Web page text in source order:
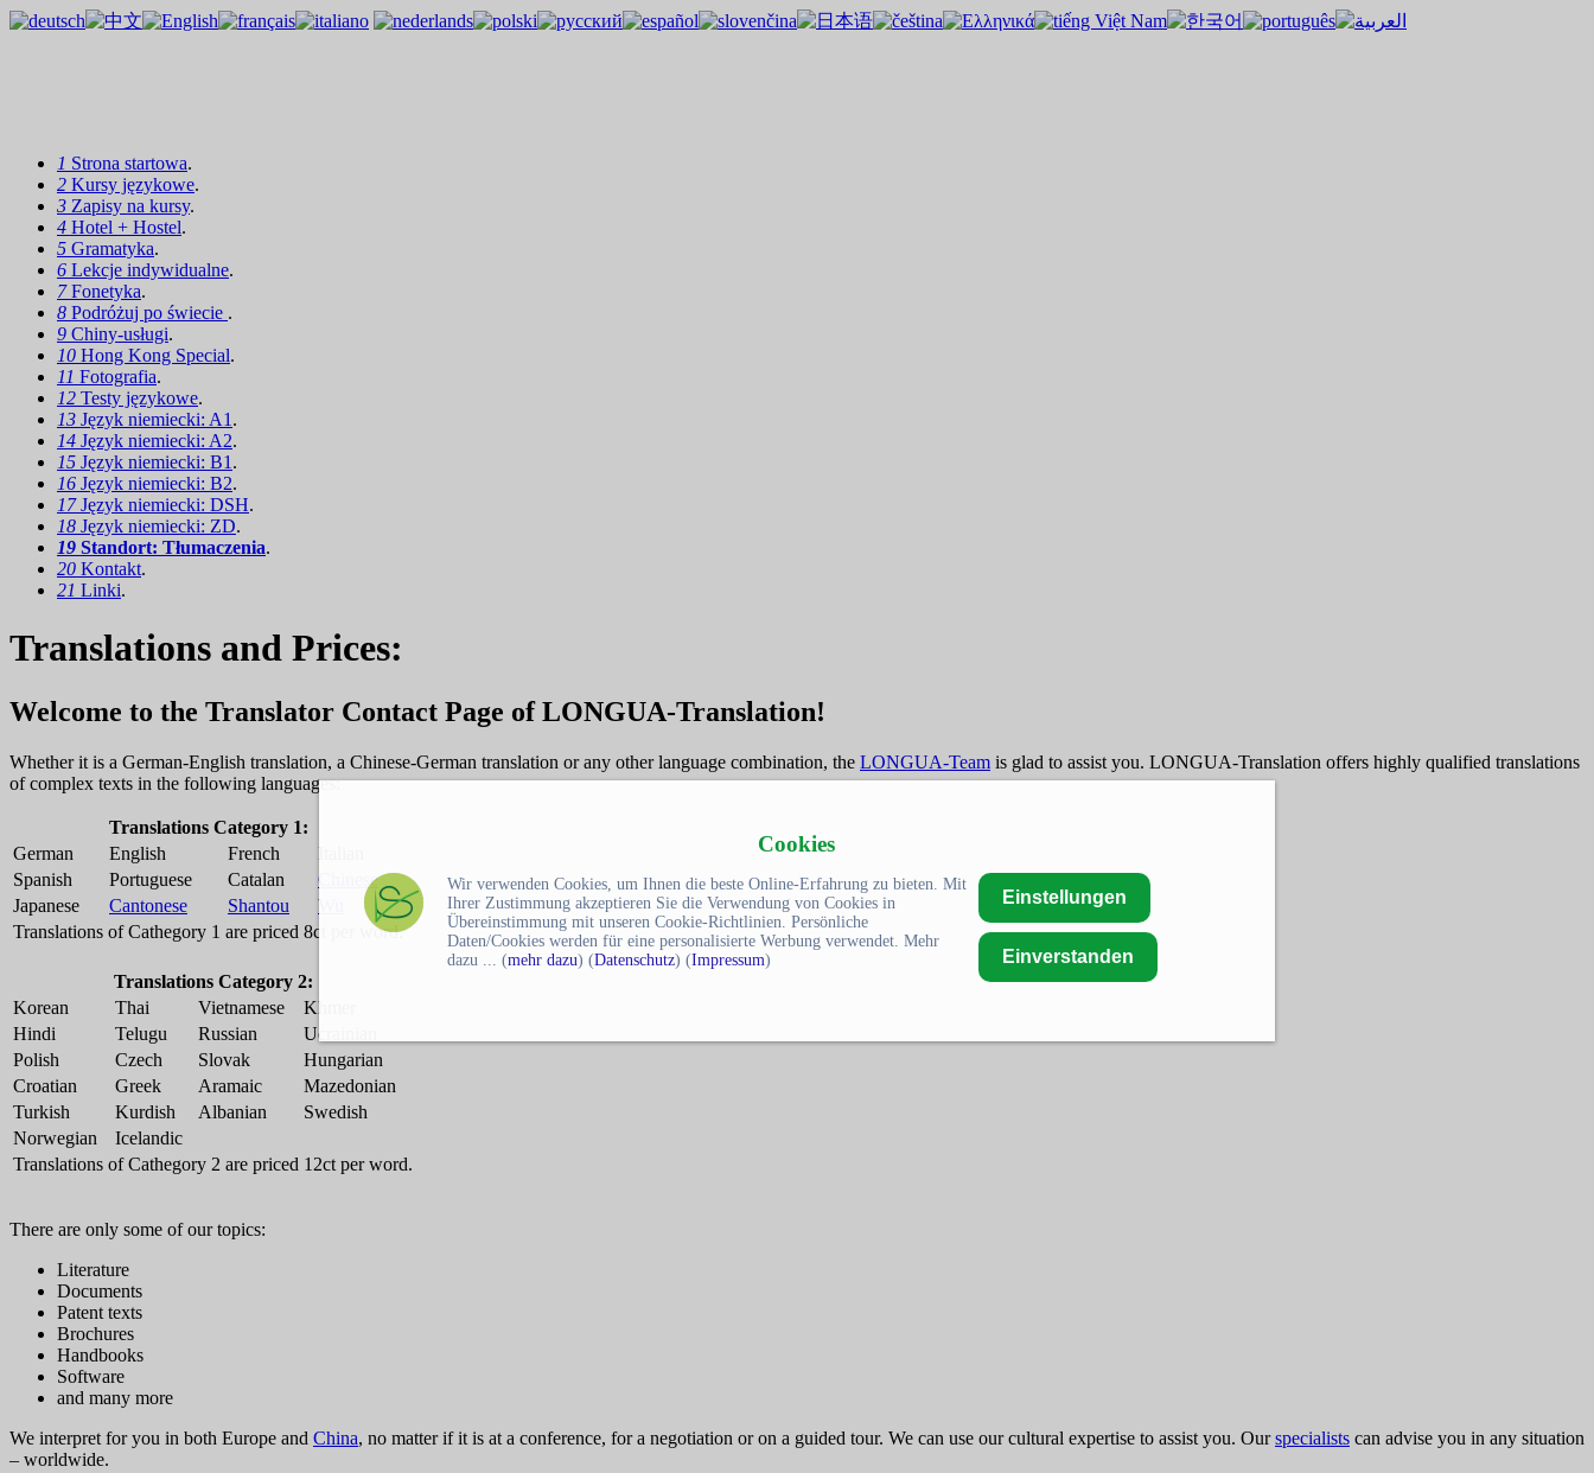
1 Strona startowa.
2 Kursy językowe.
3 Zapisy na kursy.
4 Hotel + Hostel.
5 Gramatyka.
6 Lekcje indywidualne.
7Fonetyka.
8 Podróżuj po świecie .
9 Chiny-usługi.
10 Hong Kong Special.
11 Fotografia.
12 Testy językowe.
13 Język niemiecki: A1 .
14 Język niemiecki: A2.
15 Język niemiecki: B1 .
16 Język niemiecki: B2.
17Język niemiecki: DSH.
18 Język niemiecki: ZD.
19 Standort: Tłumaczenia.
20 Kontakt.
21 Linki.
Cookies
Wir verwenden Cookies, um Ihnen die beste Online-Erfahrung zu bieten. Mit
Ihrer Zustimmung akzeptieren Sie die Verwendung von Cookies in
Übereinstimmung mit unseren Cookie-Richtlinien. Persönliche
Daten/Cookies werden für eine personalisierte Werbung verwendet. Mehr
dazu ... (mehr dazu) (Datenschutz) (Impressum)
Einstellungen
Einverstanden
Translations and Prices:
Welcome to the Translator Contact Page of LONGUA-Translation!
Whether it is a German-English translation, a Chinese-German translation or any other language combination, the LONGUA-Team is glad to assist you. LONGUA-Translation offers highly qualified translations
of complex texts in the following languages:
Translations Category 1:
Translations of Cathegory 1 are priced 8ct per word.
German English French
Italian
Spanish
Portuguese Catalan
Chinese
Japanese
Cantonese Shantou Wu
Translations Category 2:
Translations of Cathegory 2 are priced 12ct per word.
Korean Thai Vietnamese
Khmer
Hindi
Telugu Russian
Ucrainian
Polish
Czech Slovak
Hungarian
Croatian
Greek Aramaic
Mazedonian
Turkish
Kurdish Albanian
Swedish
Norwegian
Icelandic
There are only some of our topics:
Literature
Documents
Patent texts
Brochures
Handbooks
Software
and many more
We interpret for you in both Europe and China, no matter if it is at a conference, for a negotiation or on a guided tour. We can use our cultural expertise to assist you. Ourspecialists can advise you in any situation
– worldwide.